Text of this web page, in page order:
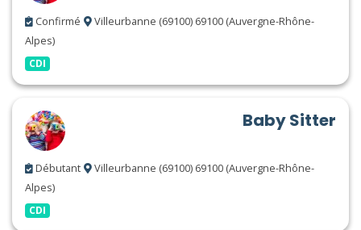
Confirmé
Villeurbanne (69100) 69100 (Auvergne-Rhône-
Alpes)
CDI
Baby Sitter
Débutant
Villeurbanne (69100) 69100 (Auvergne-Rhône-
Alpes)
CDI